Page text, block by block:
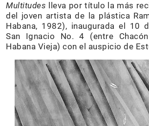
Multitudes lleva por título la más
del joven artista de la plástica
Habana, 1982), inaugurada el 10
San Ignacio No. 4 (entre
Habana Vieja) con el auspicio de